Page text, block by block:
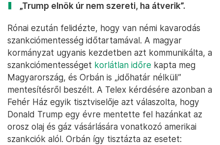
„Trump elnök úr nem szereti, ha átverik”.
Rónai ezután felidézte, hogy van némi kavarodás
szankciómentesség időtartamával. A magyar
kormányzat ugyanis kezdetben azt kommunikálta, a
szankciómentességet korlátlan időre kapta meg
Magyarország, és Orbán is „időhatár nélküli”
mentesítésről beszélt. A Telex kérdésére azonban a
Fehér Ház egyik tisztviselője azt válaszolta, hogy
Donald Trump egy évre mentette fel hazánkat az
orosz olaj és gáz vásárlására vonatkozó amerikai
szankciók alól. Orbán így tisztázta az esetet: